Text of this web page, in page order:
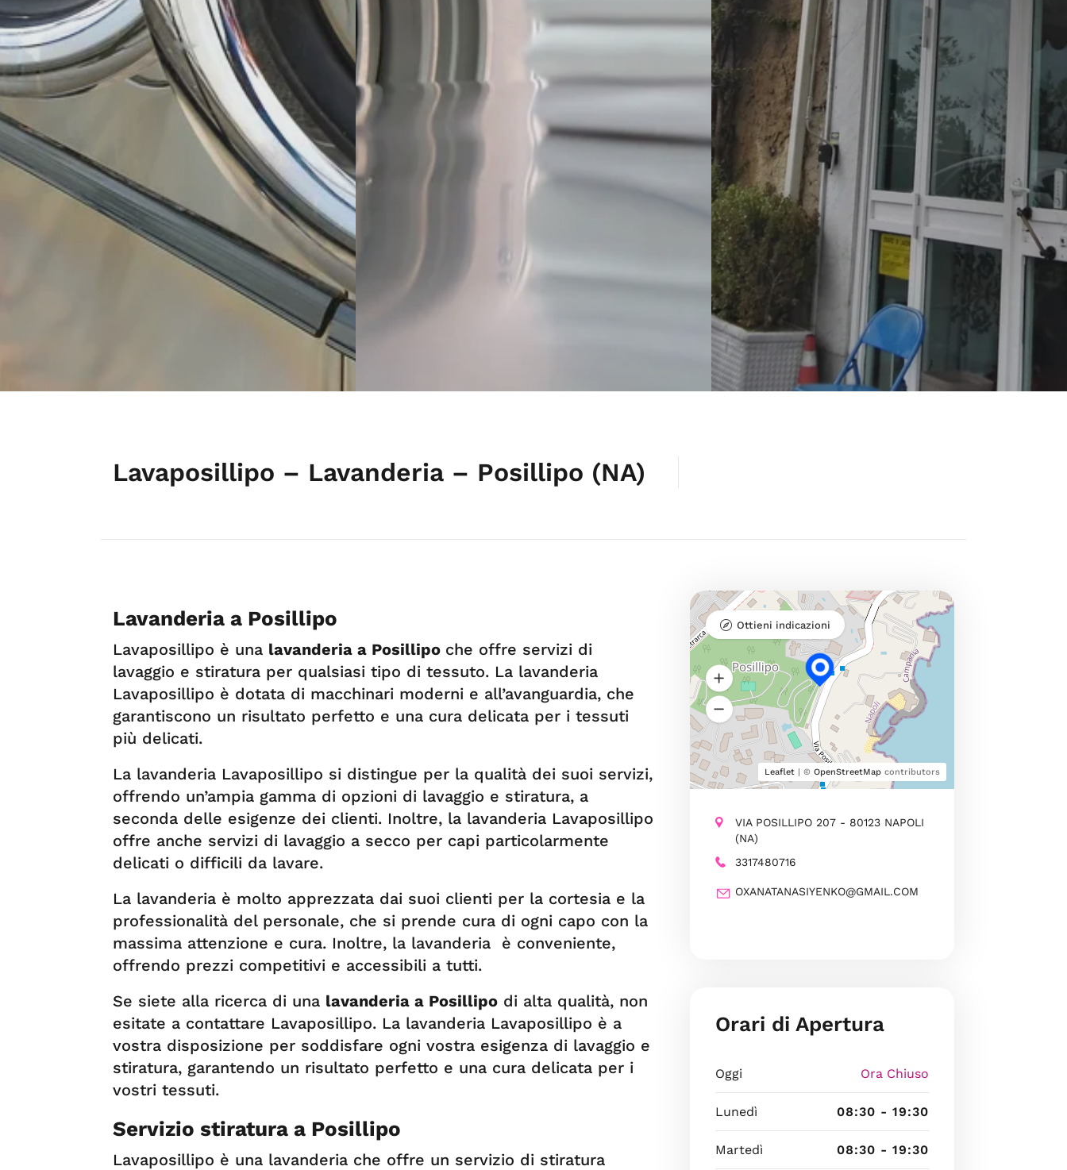
Lavaposillipo – Lavanderia – Posillipo (NA)
Lavanderia a Posillipo
Lavaposillipo è una lavanderia a Posillipo che offre servizi di
lavaggio e stiratura per qualsiasi tipo di tessuto. La lavanderia
Lavaposillipo è dotata di macchinari moderni e all’avanguardia, che
garantiscono un risultato perfetto e una cura delicata per i tessuti
più delicati.
La lavanderia Lavaposillipo si distingue per la qualità dei suoi servizi,
offrendo un’ampia gamma di opzioni di lavaggio e stiratura, a
seconda delle esigenze dei clienti. Inoltre, la lavanderia Lavaposillipo
offre anche servizi di lavaggio a secco per capi particolarmente
delicati o difficili da lavare.
La lavanderia è molto apprezzata dai suoi clienti per la cortesia e la
professionalità del personale, che si prende cura di ogni capo con la
massima attenzione e cura. Inoltre, la lavanderia è conveniente,
offrendo prezzi competitivi e accessibili a tutti.
Se siete alla ricerca di una lavanderia a Posillipo di alta qualità, non
esitate a contattare Lavaposillipo. La lavanderia Lavaposillipo è a
vostra disposizione per soddisfare ogni vostra esigenza di lavaggio e
stiratura, garantendo un risultato perfetto e una cura delicata per i
vostri tessuti.
Servizio stiratura a Posillipo
Lavaposillipo è una lavanderia che offre un servizio di stiratura
Leaflet| © OpenStreetMapcontributors
Ottieni indicazioni
VIA POSILLIPO 207 - 80123 NAPOLI
(NA)
3317480716
OXANATANASIYENKO@GMAIL.COM
Orari di Apertura
Oggi Ora Chiuso
Lunedì 08:30 - 19:30
Martedì 08:30 - 19:30